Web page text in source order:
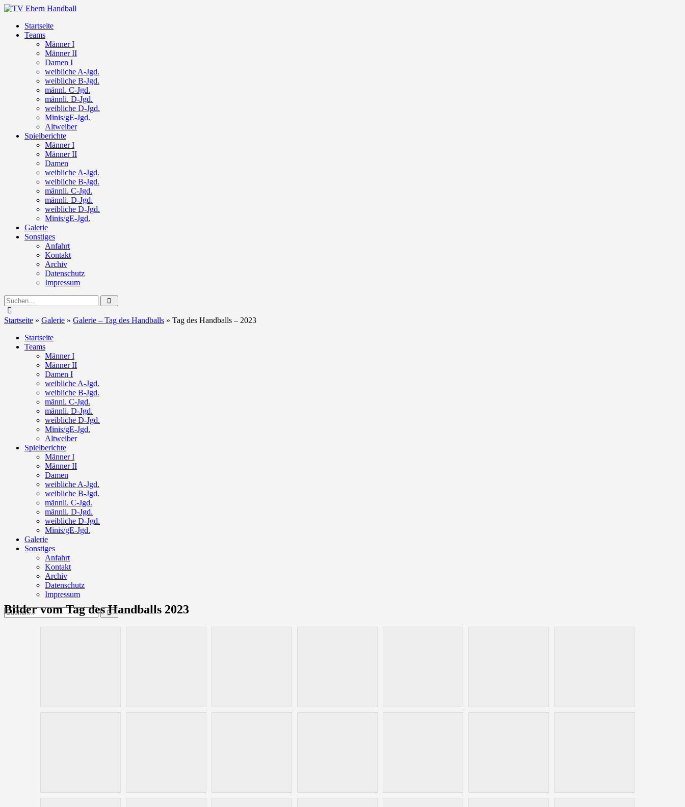
Startseite
Teams
Männer I
Männer II
Damen I
weibliche A-Jgd.
weibliche B-Jgd.
männl. C-Jgd.
männli. D-Jgd.
weibliche D-Jgd.
Minis/gE-Jgd.
Altweiber
Spielberichte
Männer I
Männer II
Damen
weibliche A-Jgd.
weibliche B-Jgd.
männli. C-Jgd.
männli. D-Jgd.
weibliche D-Jgd.
Minis/gE-Jgd.
Galerie
Sonstiges
Anfahrt
Kontakt
Archiv
Datenschutz
Impressum
Startseite » Galerie » Galerie – Tag des Handballs » Tag des Handballs – 2023
Startseite
Teams
Männer I
Männer II
Damen I
weibliche A-Jgd.
weibliche B-Jgd.
männl. C-Jgd.
männli. D-Jgd.
weibliche D-Jgd.
Minis/gE-Jgd.
Altweiber
Spielberichte
Männer I
Männer II
Damen
weibliche A-Jgd.
weibliche B-Jgd.
männli. C-Jgd.
männli. D-Jgd.
weibliche D-Jgd.
Minis/gE-Jgd.
Galerie
Sonstiges
Anfahrt
Kontakt
Archiv
Datenschutz
Impressum
Bilder vom Tag des Handballs 2023